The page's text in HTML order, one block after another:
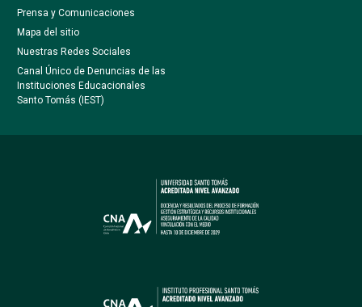
Prensa y Comunicaciones
Mapa del sitio
Nuestras Redes Sociales
Canal Único de Denuncias de las
Instituciones Educacionales
Santo Tomás (IEST)